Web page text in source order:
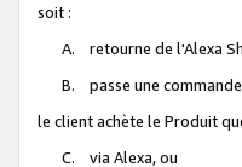
soit :
A. retourne de l'Alexa
B. passe une
le client achète le Produit
C. via Alexa, ou